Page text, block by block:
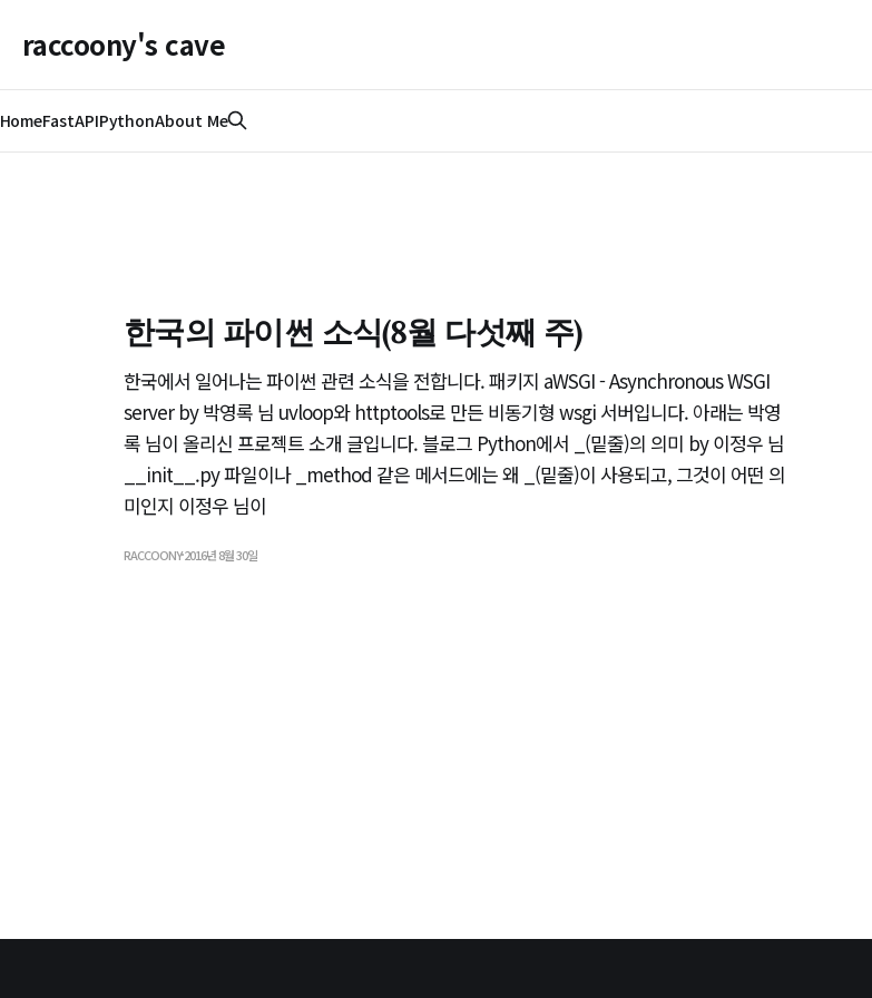
raccoony's cave
HomeFastAPIPythonAbout Me
한국의 파이썬 소식(8월 다섯째 주)
한국에서 일어나는 파이썬 관련 소식을 전합니다. 패키지 aWSGI - Asynchronous WSGI
server by 박영록 님 uvloop와 httptools로 만든 비동기형 wsgi 서버입니다. 아래는 박영
록 님이 올리신 프로젝트 소개 글입니다. 블로그 Python에서 _(밑줄)의 의미 by 이정우 님
__init__.py 파일이나 _method 같은 메서드에는 왜 _(밑줄)이 사용되고, 그것이 어떤 의
미인지 이정우 님이
RACCOONY2016년 8월 30일